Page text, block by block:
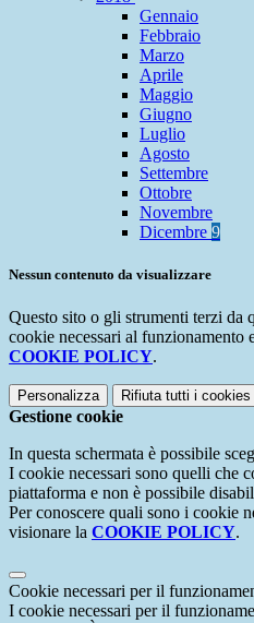
Gennaio
Febbraio
Marzo
Aprile
Maggio
Giugno
Luglio
Agosto
Settembre
Ottobre
Novembre
Dicembre 9
Nessun contenuto da visualizzare
Questo sito o gli strumenti terzi da
cookie necessari al
COOKIE POLICY.
Personalizza Rifiuta tutti i cookies
Gestione cookie
In questa schermata è possibile
I cookie necessari sono quelli che
piattaforma e non è possibile
Per conoscere quali sono i cookie
visionare la COOKIE POLICY.
Cookie necessari per il
I cookie necessari per il